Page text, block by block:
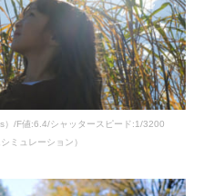
/F値:6.4/シャッタースピード:1/3200
ミュレーション）